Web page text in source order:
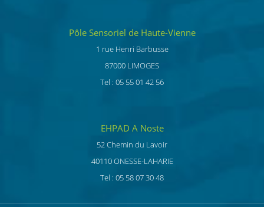
Pôle Sensoriel de Haute-Vienne
1 rue Henri Barbusse
87000 LIMOGES
Tel : 05 55 01 42 56
EHPAD A Noste
52 Chemin du Lavoir
40110 ONESSE-LAHARIE
Tel : 05 58 07 30 48